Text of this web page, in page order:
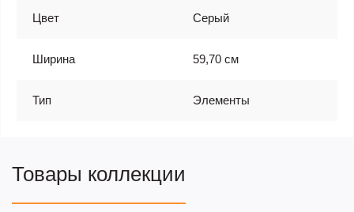
Цвет Серый
Ширина 59,70 см
Тип Элементы
Товары коллекции